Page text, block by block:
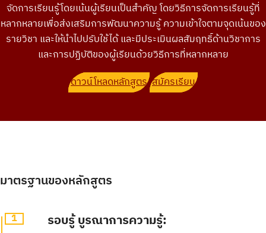
จัดการเรียนรู้โดยเน้นผู้เรียนเป็นสำคัญ โดยวิธีการจัดการเรียนรู้ที่
หลากหลายเพื่อส่งเสริมการพัฒนาความรู้ ความเข้าใจตามจุดเน้นของ
รายวิชา และให้นำไปปรับใช้ได้ และมีประเมินผลสัมฤทธิ์ด้านวิชาการ
และการปฏิบัติของผู้เรียนด้วยวิธีการที่หลากหลาย
ดาวน์โหลดหลักสูตร สมัครเรียน
มาตรฐานของหลักสูตร
1 รอบรู้ บูรณาการความรู้: